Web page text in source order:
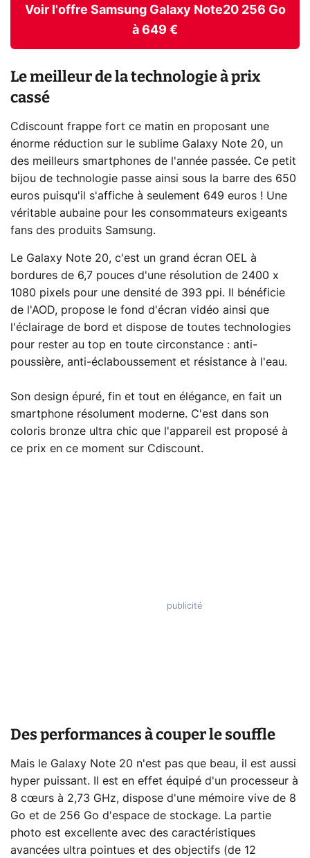
Voir l'offre Samsung Galaxy Note20 256 Go
à 649 €
Le meilleur de la technologie à prix
cassé
Cdiscount frappe fort ce matin en proposant une
énorme réduction sur le sublime Galaxy Note 20, un
des meilleurs smartphones de l'année passée. Ce petit
bijou de technologie passe ainsi sous la barre des 650
euros puisqu'il s'affiche à seulement 649 euros ! Une
véritable aubaine pour les consommateurs exigeants
fans des produits Samsung.
Le Galaxy Note 20, c'est un grand écran OEL à
bordures de 6,7 pouces d'une résolution de 2400 x
1080 pixels pour une densité de 393 ppi. Il bénéficie
de l'AOD, propose le fond d'écran vidéo ainsi que
l'éclairage de bord et dispose de toutes technologies
pour rester au top en toute circonstance : anti-
poussière, anti-éclaboussement et résistance à l'eau.
Son design épuré, fin et tout en élégance, en fait un
smartphone résolument moderne. C'est dans son
coloris bronze ultra chic que l'appareil est proposé à
ce prix en ce moment sur Cdiscount.
Des performances à couper le souffle
Mais le Galaxy Note 20 n'est pas que beau, il est aussi
hyper puissant. Il est en effet équipé d'un processeur à
8 cœurs à 2,73 GHz, dispose d'une mémoire vive de 8
Go et de 256 Go d'espace de stockage. La partie
photo est excellente avec des caractéristiques
avancées ultra pointues et des objectifs (de 12